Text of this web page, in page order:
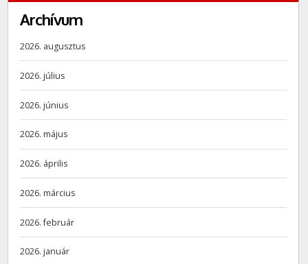
Archívum
2026. augusztus
2026. július
2026. június
2026. május
2026. április
2026. március
2026. február
2026. január